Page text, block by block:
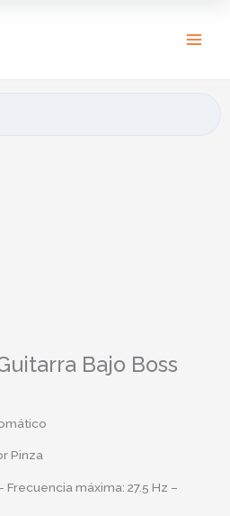
Bajo Boss
Pinza
Frecuencia máxima: 27.5 Hz –